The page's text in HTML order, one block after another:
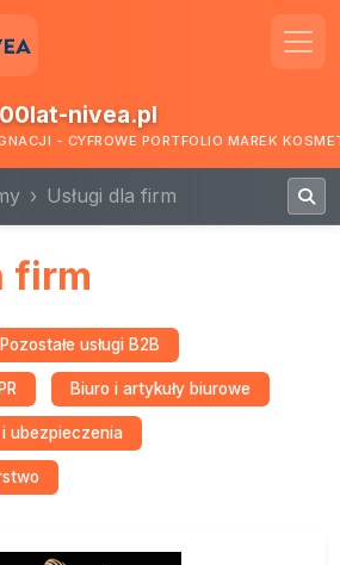
nivea.pl
- CYFROWE PORTFOLIO MAREK
Usługi dla firm
firm
Pozostałe usługi B2B
Biuro i artykuły biurowe
ubezpieczenia